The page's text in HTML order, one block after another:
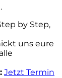
by Step,
uns eure
Jetzt Termin